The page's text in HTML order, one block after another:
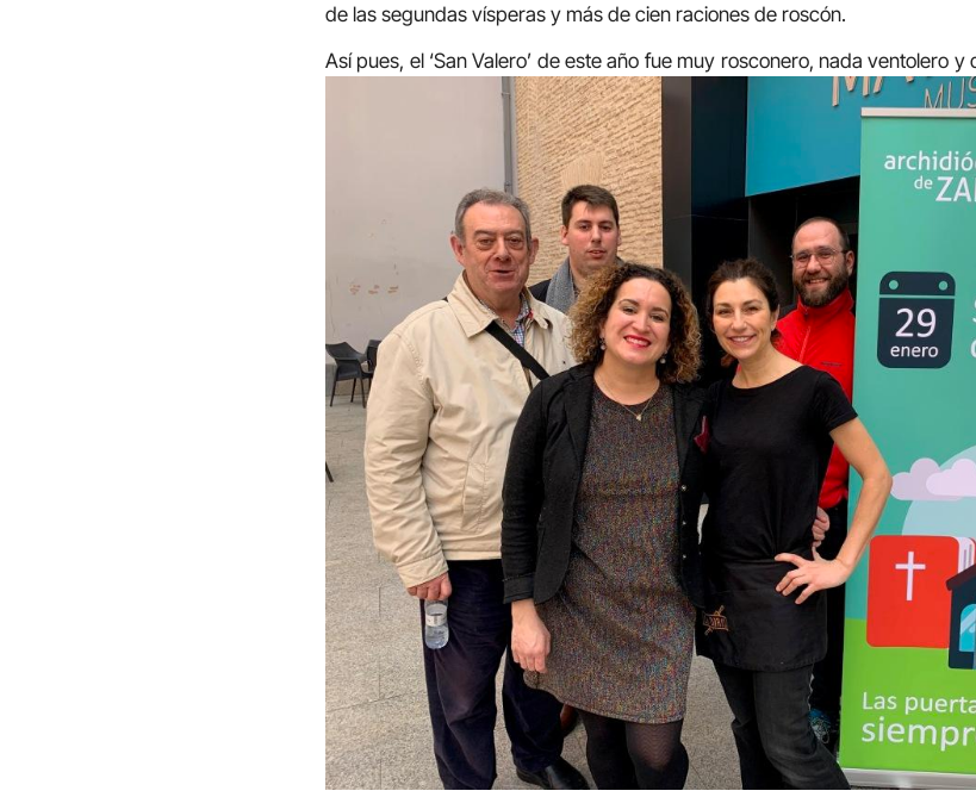
de las segundas vísperas y más de cien raciones de roscón.
Así pues, el ‘San Valero’ de este año fue muy rosconero, nada ventolero